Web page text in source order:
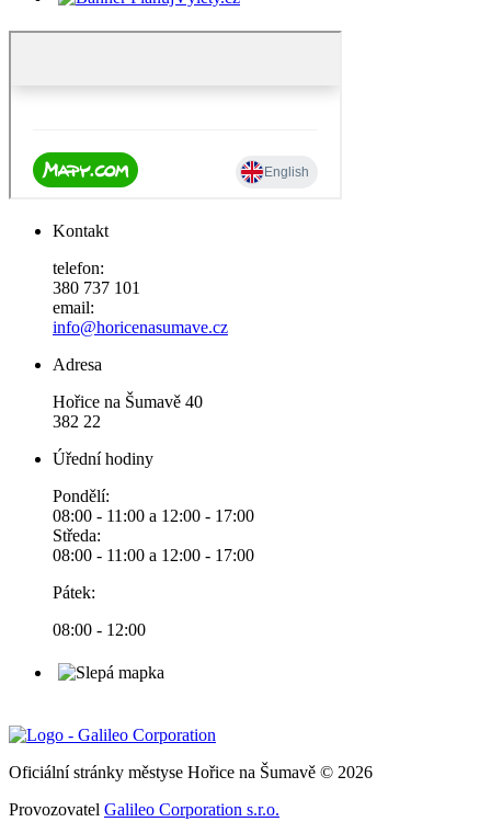
Kontakt
telefon:
380 737 101
email:
info@horicenasumave.cz
Adresa
Hořice na Šumavě 40
382 22
Úřední hodiny
Pondělí:
08:00 - 11:00 a 12:00 - 17:00
Středa:
08:00 - 11:00 a 12:00 - 17:00
Pátek:
08:00 - 12:00
Oficiální stránky městyse Hořice na Šumavě © 2026
Provozovatel Galileo Corporation s.r.o.